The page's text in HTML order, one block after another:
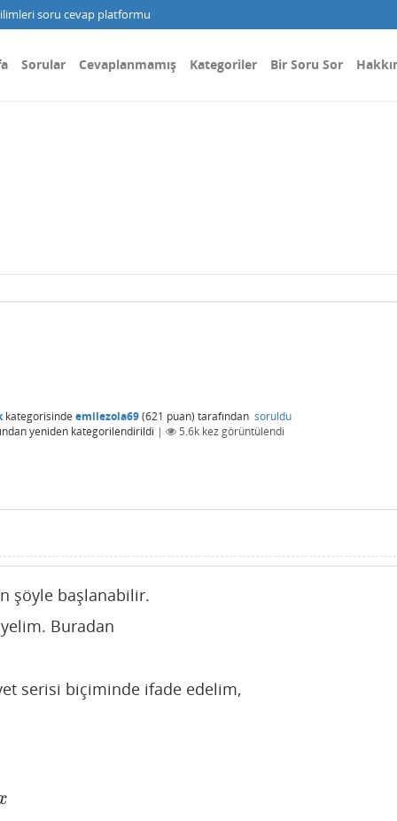
soru cevap platformu
Sorular Cevaplanmamış Kategoriler Bir Soru Sor
kategorisinde emilezola69(621 puan) tarafından soruldu
yeniden kategorilendirildi | 5.6k kez görüntülendi
şöyle başlanabilir.
Buradan
serisi biçiminde ifade edelim,